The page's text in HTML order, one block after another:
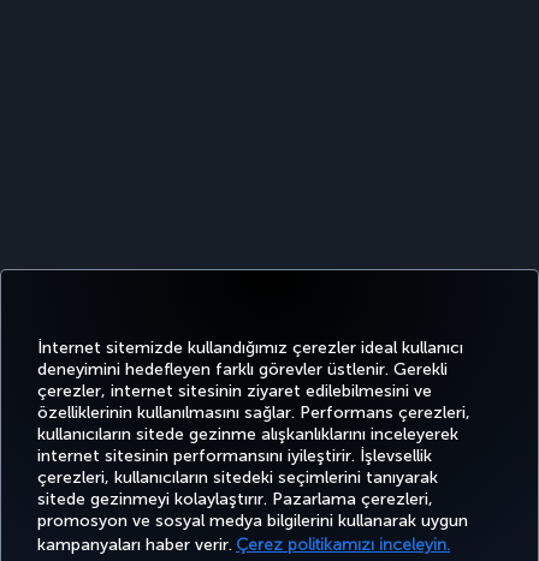
İnternet sitemizde kullandığımız çerezler ideal kullanıcı
deneyimini hedefleyen farklı görevler üstlenir. Gerekli
çerezler, internet sitesinin ziyaret edilebilmesini ve
özelliklerinin kullanılmasını sağlar. Performans çerezleri,
kullanıcıların sitede gezinme alışkanlıklarını inceleyerek
internet sitesinin performansını iyileştirir. İşlevsellik
çerezleri, kullanıcıların sitedeki seçimlerini tanıyarak
sitede gezinmeyi kolaylaştırır. Pazarlama çerezleri,
promosyon ve sosyal medya bilgilerini kullanarak uygun
kampanyaları haber verir. Çerez politikamızı inceleyin.
TwitterFacebook
Instagram
YoutubeLinkedIn
TiktokBlogPinterest
BİLET
AL VE
YÖNET
DENEYİM
FIRSATLAR
VE UÇUŞ
NOKTALARI
YARDIM MILES&SMILES